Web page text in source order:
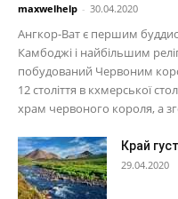
maxwelhelp - 30.04.2020
Ангкор-Ват є першим
Камбоджі і найбільшим
побудований Червоним
12 століття в кхмерської
храм червоного короля, а
Край
29.04.2020